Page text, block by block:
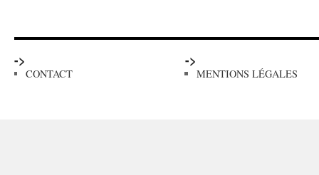
->
CONTACT
->
MENTIONS LÉGALES